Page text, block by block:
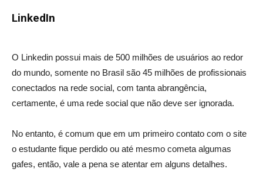
LinkedIn
O Linkedin possui mais de 500 milhões de usuários ao redor
do mundo, somente no Brasil são 45 milhões de profissionais
conectados na rede social, com tanta abrangência,
certamente, é uma rede social que não deve ser ignorada.
No entanto, é comum que em um primeiro contato com o site
o estudante fique perdido ou até mesmo cometa algumas
gafes, então, vale a pena se atentar em alguns detalhes.